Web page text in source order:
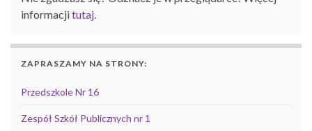
informacjitutaj.
ZAPRASZAMY NA STRONY:
Przedszkole Nr 16
Zespół Szkół Publicznych nr 1